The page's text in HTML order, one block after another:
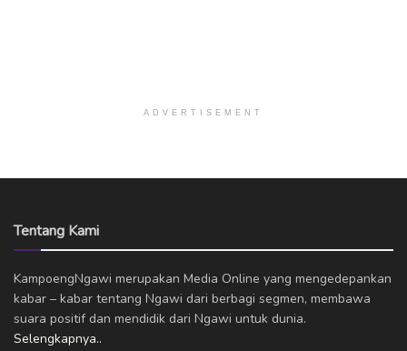
ADVERTISEMENT
Tentang Kami
KampoengNgawi merupakan Media Online yang mengedepankan
kabar – kabar tentang Ngawi dari berbagi segmen, membawa
suara positif dan mendidik dari Ngawi untuk dunia.
Selengkapnya..